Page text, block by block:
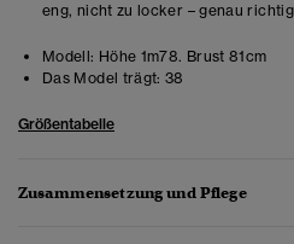
eng, nicht zu locker – genau
Modell: Höhe 1m78. Brust 81cm
Das Model trägt: 38
Größentabelle
Zusammensetzung und Pflege